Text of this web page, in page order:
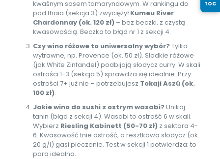
kwaśnym sosem tamaryndowym. W rankingu do
pad thaia (sekcja 3) zwyciężył Kumeu River
Chardonnay (ok. 120 zł)– bez beczki, z czystą
kwasowością. Beczka to błąd nr 1 z sekcji 4.
Czy wino różowe to uniwersalny wybór?Tylko
wytrawne, np. Provence (ok. 50 zł). Słodkie różowe
(jak White Zinfandel) podbijają słodycz curry. W skali
ostrości 1-3 (sekcja 5) sprawdza się idealnie. Przy
ostrości 7+ już nie – potrzebujesz Tokaji Aszú (ok.
100 zł).
Jakie wino do sushi z ostrym wasabi?Unikaj
tanin (błąd z sekcji 4). Wasabi to ostrość 6 w skali.
Wybierz Riesling Kabinett (50-70 zł)z sektora 4-
6. Kwasowość tnie ostrość, a resztkowa słodycz (ok.
20 g/l) gasi pieczenie. Test w sekcji 1 potwierdza: to
para idealna.
TOC